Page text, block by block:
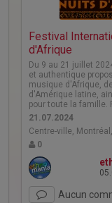
Festival
d'Afrique
Du 9 au 21 juillet
et authentique
musique d'Afrique,
d'Amérique latine,
pour toute la famille.
21.07.2024
Centre-ville,
0
Aucun